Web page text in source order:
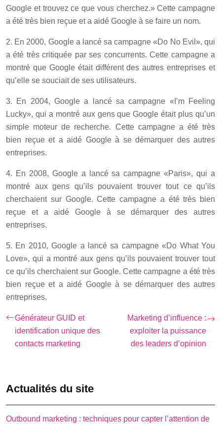
Google et trouvez ce que vous cherchez.» Cette campagne
a été très bien reçue et a aidé Google à se faire un nom.
2. En 2000, Google a lancé sa campagne «Do No Evil», qui
a été très critiquée par ses concurrents. Cette campagne a
montré que Google était différent des autres entreprises et
qu’elle se souciait de ses utilisateurs.
3. En 2004, Google a lancé sa campagne «I’m Feeling
Lucky», qui a montré aux gens que Google était plus qu’un
simple moteur de recherche. Cette campagne a été très
bien reçue et a aidé Google à se démarquer des autres
entreprises.
4. En 2008, Google a lancé sa campagne «Paris», qui a
montré aux gens qu’ils pouvaient trouver tout ce qu’ils
cherchaient sur Google. Cette campagne a été très bien
reçue et a aidé Google à se démarquer des autres
entreprises.
5. En 2010, Google a lancé sa campagne «Do What You
Love», qui a montré aux gens qu’ils pouvaient trouver tout
ce qu’ils cherchaient sur Google. Cette campagne a été très
bien reçue et a aidé Google à se démarquer des autres
entreprises.
Générateur GUID et
identification unique des
contacts marketing
Marketing d’influence :
exploiter la puissance
des leaders d’opinion
Actualités du site
Outbound marketing : techniques pour capter l’attention de